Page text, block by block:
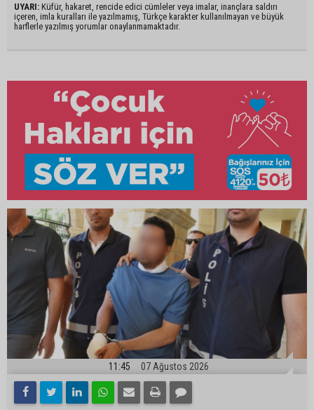
UYARI: Küfür, hakaret, rencide edici cümleler veya imalar, inançlara saldırı
içeren, imla kuralları ile yazılmamış, Türkçe karakter kullanılmayan ve büyük
harflerle yazılmış yorumlar onaylanmamaktadır.
11:45 07 Ağustos 2026